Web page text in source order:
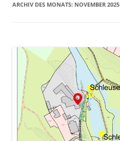
ARCHIV DES MONATS: NOVEMBER 2025